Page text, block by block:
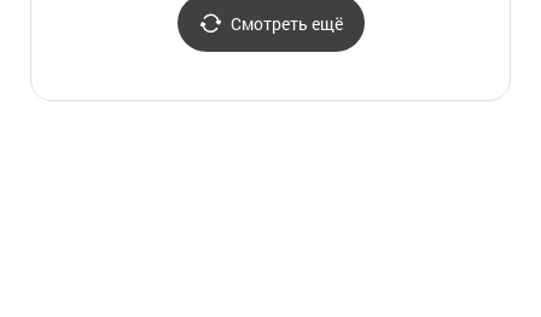
Смотреть ещё